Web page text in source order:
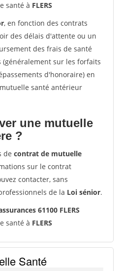
santé à FLERS
, en fonction des contrats
des délais d'attente ou un
des frais de santé
sur les forfaits
d'honoraire) en
santé antérieur
une mutuelle
?
de contrat de mutuelle
sur le contrat
contacter, sans
de la Loi sénior.
61100 FLERS
santé à FLERS